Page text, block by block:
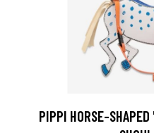
PIPPI HORSE-